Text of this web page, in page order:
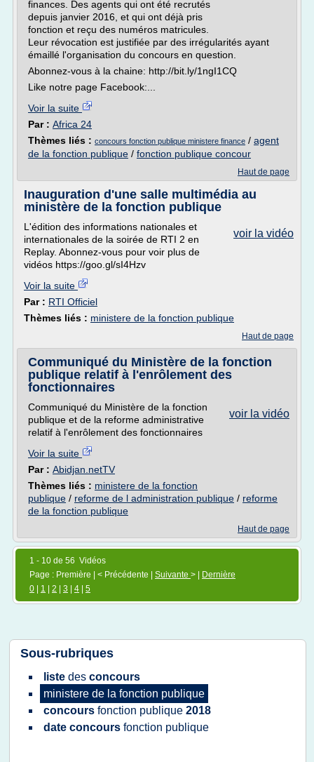
finances. Des agents qui ont été recrutés
depuis janvier 2016, et qui ont déjà pris
fonction et reçu des numéros matricules.
Leur révocation est justifiée par des irrégularités ayant
émaillé l'organisation du concours en question.
Abonnez-vous à la chaine: http://bit.ly/1ngI1CQ
Like notre page Facebook:...
Voir la suite
Par : Africa 24
Thèmes liés : concours fonction publique ministere finance / agent
de la fonction publique / fonction publique concour
Haut de page
Inauguration d'une salle multimédia au
ministère de la fonction publique
voir la vidéo
L'édition des informations nationales et
internationales de la soirée de RTI 2 en
Replay. Abonnez-vous pour voir plus de
vidéos https://goo.gl/sI4Hzv
Voir la suite
Par : RTI Officiel
Thèmes liés : ministere de la fonction publique
Haut de page
Communiqué du Ministère de la fonction
publique relatif à l'enrôlement des
fonctionnaires
voir la vidéo
Communiqué du Ministère de la fonction
publique et de la reforme administrative
relatif à l'enrôlement des fonctionnaires
Voir la suite
Par : Abidjan.netTV
Thèmes liés : ministere de la fonction
publique / reforme de l administration publique / reforme
de la fonction publique
Haut de page
1 - 10 de 56 Vidéos
Page : Première | < Précédente | Suivante > |
Dernière
0
1 2 3 4 5
Sous-rubriques
liste des concours
ministere de la fonction publique
concours fonction publique 2018
date concours fonction publique